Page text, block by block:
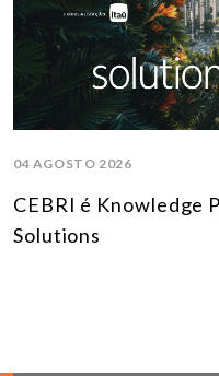
04 AGOSTO 2026
CEBRI é Knowledge
Solutions